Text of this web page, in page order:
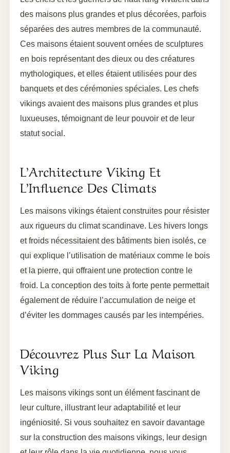
des maisons plus grandes et plus décorées, parfois
séparées des autres membres de la communauté.
Ces maisons étaient souvent ornées de sculptures
en bois représentant des dieux ou des créatures
mythologiques, et elles étaient utilisées pour des
banquets et des cérémonies spéciales. Les chefs
vikings avaient des maisons plus grandes et plus
luxueuses, témoignant de leur pouvoir et de leur
statut social.
L’Architecture Viking Et
L’Influence Des Climats
Les maisons vikings étaient construites pour résister
aux rigueurs du climat scandinave. Les hivers longs
et froids nécessitaient des bâtiments bien isolés, ce
qui explique l’utilisation de matériaux comme le bois
et la pierre, qui offraient une protection contre le
froid. La conception des toits à forte pente permettait
également de réduire l’accumulation de neige et
d’éviter les dommages causés par les intempéries.
Découvrez Plus Sur La Maison
Viking
Les maisons vikings sont un élément fascinant de
leur culture, illustrant leur adaptabilité et leur
ingéniosité. Si vous souhaitez en savoir davantage
sur la construction des maisons vikings, leur design